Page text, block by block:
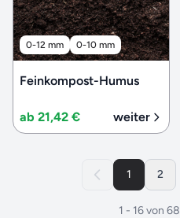
0-12 mm 0-10 mm
Feinkompost-Humus
ab 21,42 € weiter
1 2
1 - 16von 68